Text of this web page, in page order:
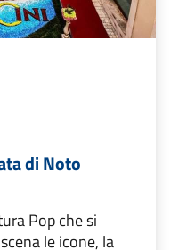
di Noto
Pop che si
le icone, la